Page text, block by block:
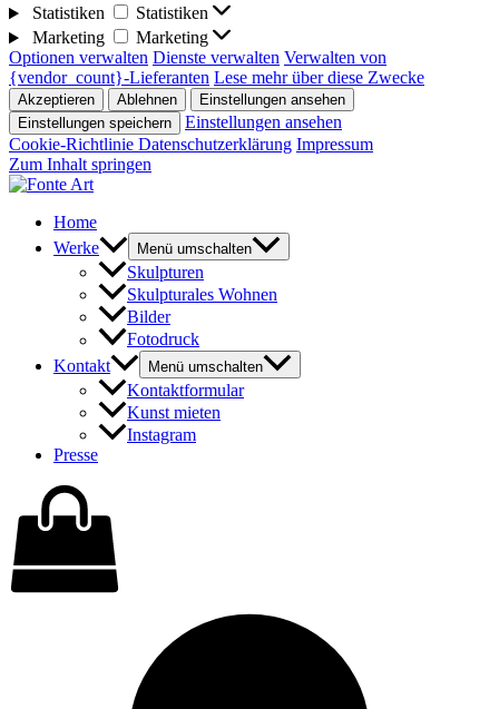
Statistiken
Statistiken
Marketing
Marketing
Optionen verwalten Dienste verwalten Verwalten von
{vendor_count}-Lieferanten Lese mehr über diese Zwecke
Akzeptieren Ablehnen
Einstellungen ansehen
Einstellungen speichern
Einstellungen ansehen
Cookie-Richtlinie Datenschutzerklärung Impressum
Zum Inhalt springen
Home
Werke
Menü umschalten
Skulpturen
Skulpturales Wohnen
Bilder
Fotodruck
Kontakt
Menü umschalten
Kontaktformular
Kunst mieten
Instagram
Presse